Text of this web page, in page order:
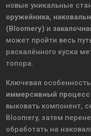
новые уникальные
оружейника,
(Bloomery) и
может пройти весь
раскалённого куска
топора.
Ключевая
иммерсивный процесс
выковать компонент,
Bloomery, затем
обработать на